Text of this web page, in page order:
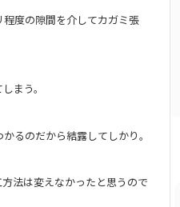
度の隙間を介してカガミ張
まう。
るのだから結露してしかり。
法は変えなかったと思うので